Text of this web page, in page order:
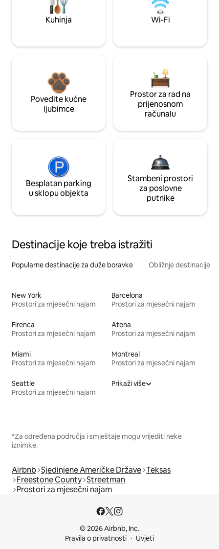
Kuhinja Wi-Fi
Povedite kućne
ljubimce
Prostor za rad na
prijenosnom
računalu
Besplatan parking
u sklopu objekta
Stambeni prostori
za poslovne
putnike
Destinacije koje treba istražiti
Popularne destinacije za duže boravke Obližnje destinacije
New York
Prostori za mjesečni najam
Barcelona
Prostori za mjesečni najam
Firenca
Prostori za mjesečni najam
Atena
Prostori za mjesečni najam
Miami
Prostori za mjesečni najam
Montreal
Prostori za mjesečni najam
Seattle
Prostori za mjesečni najam
Prikaži više
*Za određena područja i smještaje mogu vrijediti neke
iznimke.
Airbnb Sjedinjene Američke Države Teksas
Freestone County Streetman
Prostori za mjesečni najam
© 2026 Airbnb, Inc.
Pravila o privatnosti
Uvjeti